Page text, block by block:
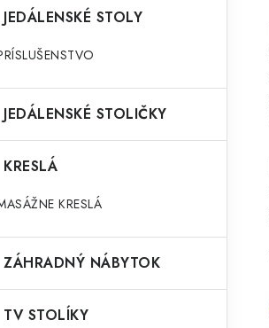
JEDÁLENSKÉ STOLY
JEDÁLENSKÉ STOLIČKY
KRESLÁ
KRESLÁ
ZÁHRADNÝ NÁBYTOK
TV STOLÍKY